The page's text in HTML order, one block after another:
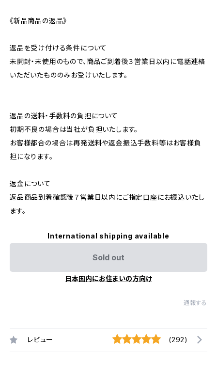
《新品商品の返品》
返品を受け付ける条件について
未開封・未使用のもので、商品ご到着後３営業日以内に電話連絡
いただいたもののみお受けいたします。
返品の送料・手数料の負担について
初期不良の場合は当社が負担いたします。
お客様都合の場合は再発送料や返金振込手数料等はお客様負
担になります。
返金について
返品商品到着確認後７営業日以内にご指定口座にお振込いたし
ます。
International shipping available
Sold out
日本国内にお住まいの方向け
通報する
レビュー (292)